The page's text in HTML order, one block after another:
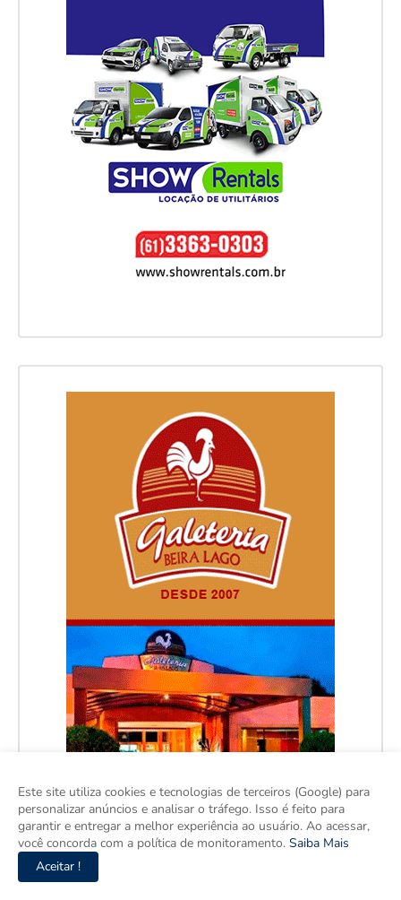
Este site utiliza cookies e tecnologias de terceiros (Google) para
personalizar anúncios e analisar o tráfego. Isso é feito para
garantir e entregar a melhor experiência ao usuário. Ao acessar,
você concorda com a política de monitoramento. Saiba Mais
Aceitar !